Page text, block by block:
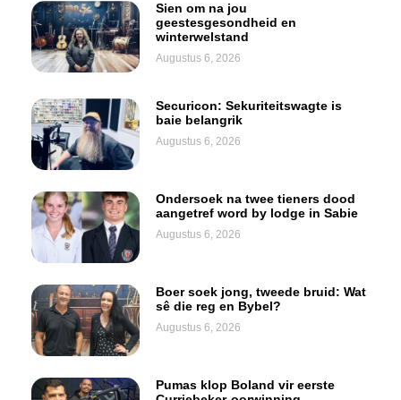
Sien om na jou
geestesgesondheid en
winterwelstand
Augustus 6, 2026
Securicon: Sekuriteitswagte is
baie belangrik
Augustus 6, 2026
Ondersoek na twee tieners dood
aangetref word by lodge in Sabie
Augustus 6, 2026
Boer soek jong, tweede bruid: Wat
sê die reg en Bybel?
Augustus 6, 2026
Pumas klop Boland vir eerste